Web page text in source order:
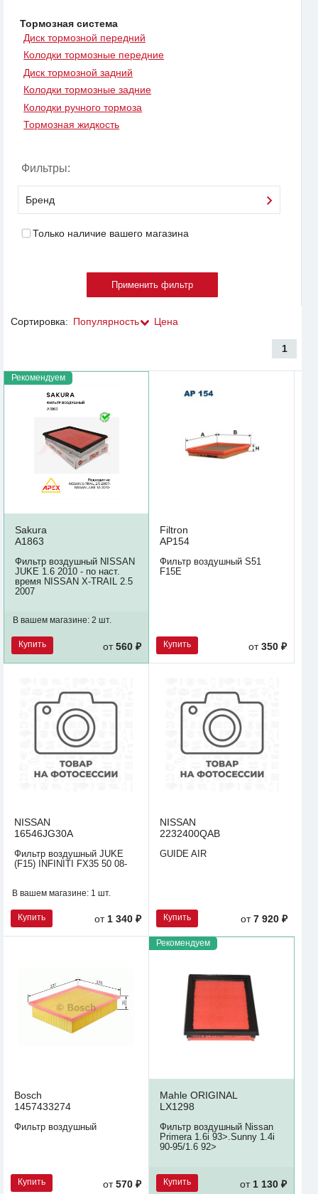
Тормозная система
Диск тормозной передний
Колодки тормозные передние
Диск тормозной задний
Колодки тормозные задние
Колодки ручного тормоза
Тормозная жидкость
Фильтры:
Бренд
Только наличие вашего магазина
Сортировка: Популярность Цена
1
Рекомендуем
Sakura
A1863
Фильтр воздушный NISSAN
JUKE 1.6 2010 - по наст.
время NISSAN X-TRAIL 2.5
2007
В вашем магазине: 2 шт.
Купить от560 ₽
Filtron
AP154
Фильтр воздушный S51
F15E
Купить от350 ₽
NISSAN
16546JG30A
Фильтр воздушный JUKE
(F15) INFINITI FX35 50 08-
В вашем магазине: 1 шт.
Купить от1 340 ₽
NISSAN
2232400QAB
GUIDE AIR
Купить от7 920 ₽
Bosch
1457433274
Фильтр воздушный
Купить от570 ₽
Рекомендуем
Mahle ORIGINAL
LX1298
Фильтр воздушный Nissan
Primera 1.6i 93>.Sunny 1.4i
90-95/1.6 92>
Купить от 1 130 ₽